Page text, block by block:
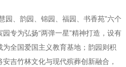
园、韵园、锦园、福园、书香苑”六个
专为弘扬“两弹一星”精神打造，设有
全国爱国主义教育基地；韵园则积
吉竹林文化与现代殡葬创新融合，